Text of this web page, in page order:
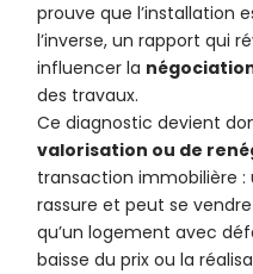
prouve que l’installation
l’inverse, un rapport qui
influencer la
des travaux.
Ce diagnostic devient
valorisation ou de
transaction immobilière
rassure et peut se
qu’un logement avec
baisse du prix ou la